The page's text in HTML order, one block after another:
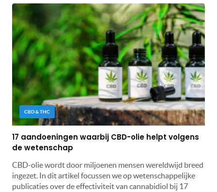
CBD & THC
17 aandoeningen waarbij CBD-olie helpt volgens
de wetenschap
CBD-olie wordt door miljoenen mensen wereldwijd breed
ingezet. In dit artikel focussen we op wetenschappelijke
publicaties over de effectiviteit van cannabidiol bij 17